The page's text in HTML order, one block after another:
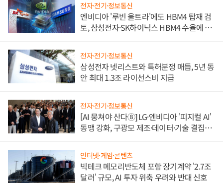
전자·전기·정보통신
엔비디아 '루빈 울트라'에도 HBM4 탑재 검
토, 삼성전자·SK하이닉스 HBM4 수율에 주
전자·전기·정보통신
삼성전자 넷리스트와 특허분쟁 매듭, 5년 동
안 최대 1.3조 라이선스비 지급
전자·전기·정보통신
[AI 뭉쳐야 산다⑧] LG·엔비디아 '피지컬 AI'
동맹 강화, 구광모 제조·데이터·기술 결집
인터넷·게임·콘텐츠
빅테크 메모리반도체 포함 장기계약 '2.7조
달러' 규모, AI 투자 위축 우려와 반대 신호